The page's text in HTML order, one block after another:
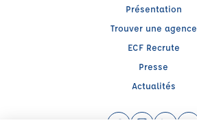
Présentation
Trouver une agence
ECF Recrute
Presse
Actualités